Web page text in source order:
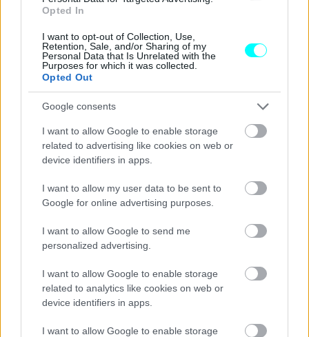
Opted In
I want to opt-out of Collection, Use,
Retention, Sale, and/or Sharing of my
Personal Data that Is Unrelated with the
Purposes for which it was collected.
Opted Out
Google consents
I want to allow Google to enable storage
related to advertising like cookies on web or
device identifiers in apps.
I want to allow my user data to be sent to
Google for online advertising purposes.
I want to allow Google to send me
personalized advertising.
I want to allow Google to enable storage
related to analytics like cookies on web or
device identifiers in apps.
I want to allow Google to enable storage
Ενδεικτική, για το τελευταίο θέμα, είναι η δημόσια
της αμιγώς ηλεκτρικού αυτοκινήτου, του bZ4X, θα
διατηρεί το
90% της ενεργειακής της απόδοσης μετά